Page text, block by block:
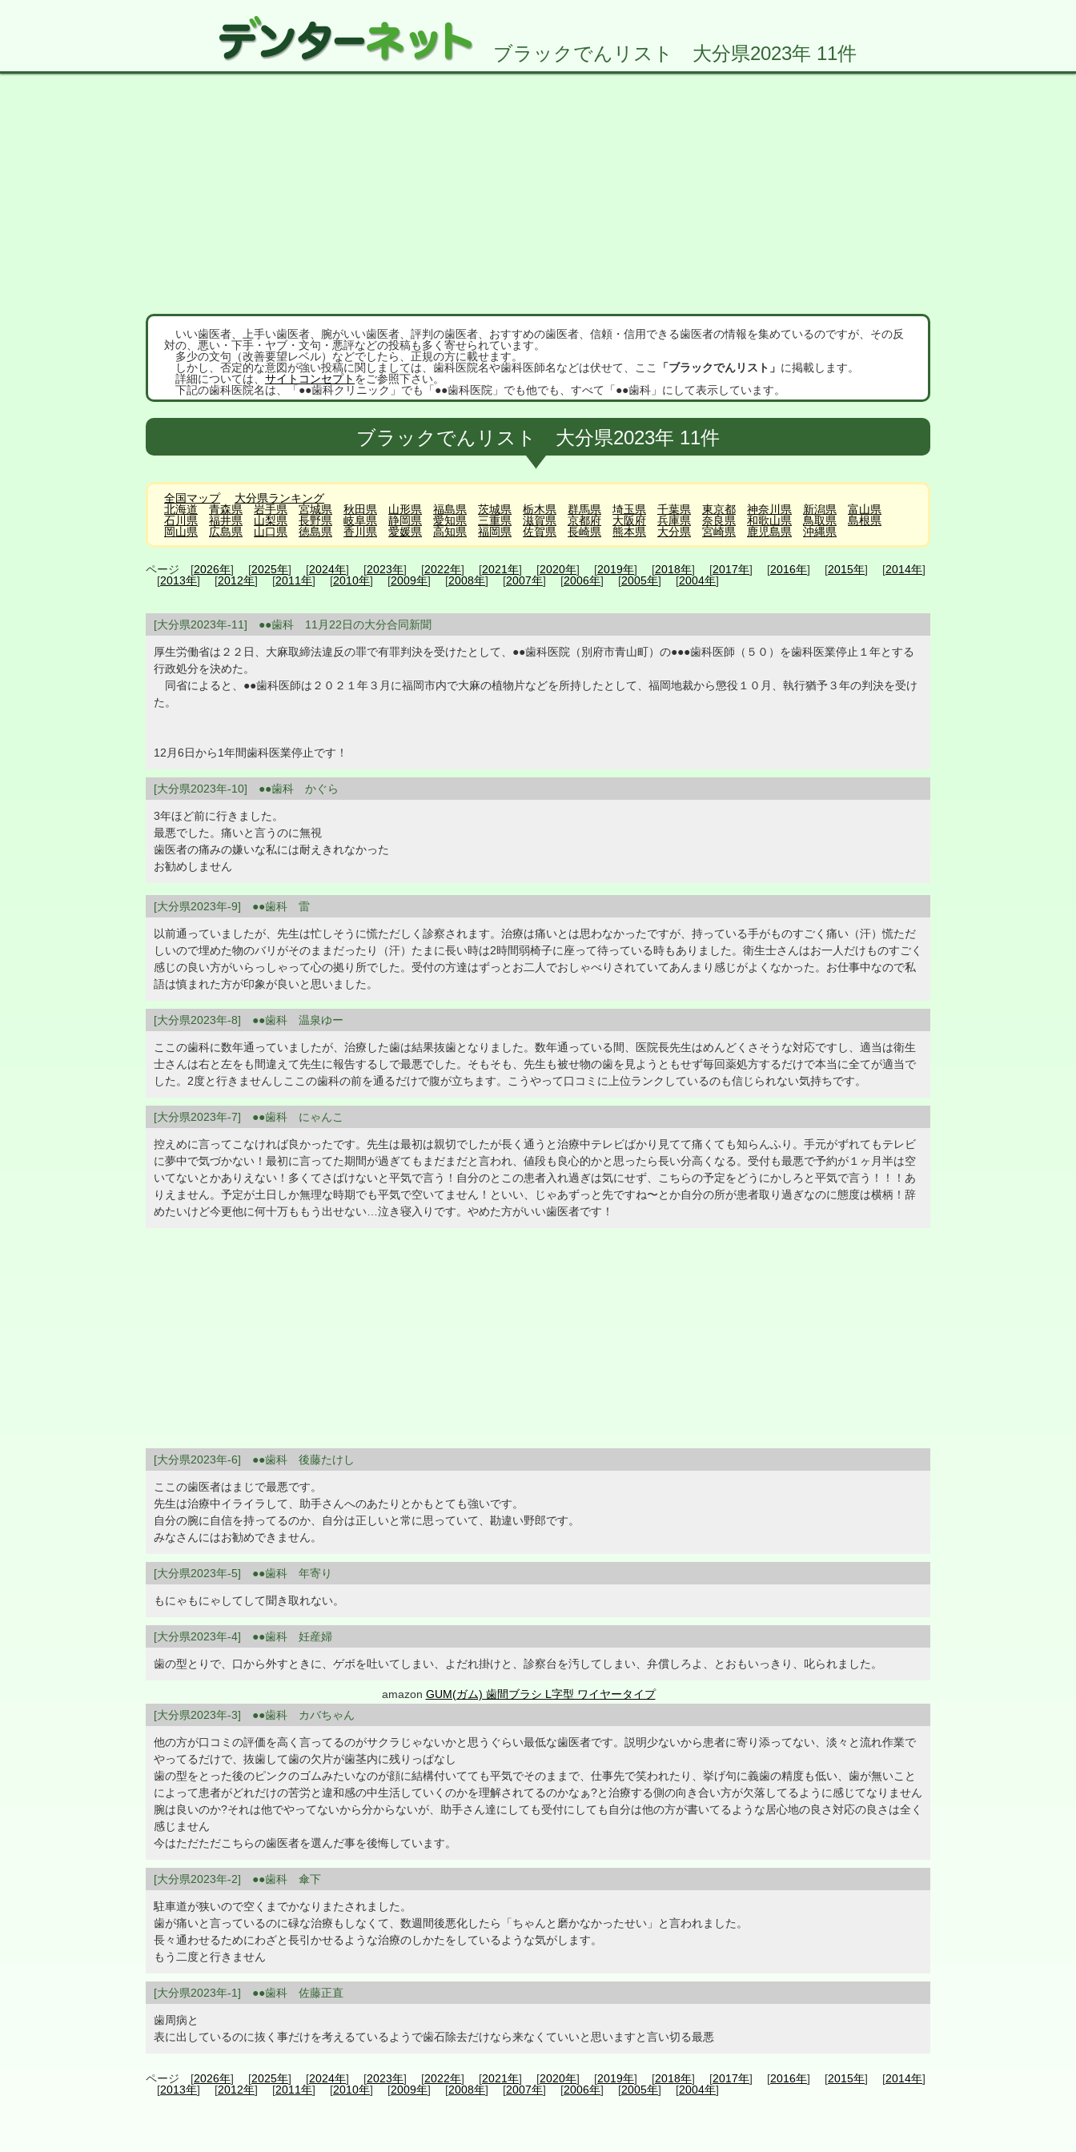
ブラックでんリスト 大分県2023年 11件
いい歯医者、上手い歯医者、腕がいい歯医者、評判の歯医者、おすすめの歯医者、信頼・信用できる歯医者の情報を集めているのですが、その反
対の、悪い・下手・ヤブ・文句・悪評などの投稿も多く寄せられています。
多少の文句（改善要望レベル）などでしたら、正規の方に載せます。
しかし、否定的な意図が強い投稿に関しましては、歯科医院名や歯科医師名などは伏せて、ここ
「ブラックでんリスト」 に掲載します。
詳細については、 サイトコンセプト をご参照下さい。
下記の歯科医院名は、「●●歯科クリニック」でも「●●歯科医院」でも他でも、すべて「●●歯科」にして表示しています。
ブラックでんリスト 大分県2023年 11件
全国マップ
大分県ランキング
北海道
青森県 岩手県 宮城県 秋田県 山形県 福島県 茨城県 栃木県 群馬県 埼玉県 千葉県 東京都 神奈川県 新潟県
富山県
石川県
福井県 山梨県 長野県 岐阜県 静岡県 愛知県 三重県 滋賀県 京都府 大阪府 兵庫県 奈良県 和歌山県 鳥取県
島根県
岡山県
広島県 山口県 徳島県 香川県 愛媛県 高知県 福岡県 佐賀県 長崎県 熊本県 大分県 宮崎県 鹿児島県 沖縄県
ページ [2026年] [2025年] [2024年] [2023年] [2022年] [2021年] [2020年] [2019年] [2018年] [2017年] [2016年] [2015年] [2014年]
[2013年] [2012年] [2011年] [2010年] [2009年] [2008年] [2007年] [2006年] [2005年] [2004年]
[大分県2023年-11] ●●歯科 11月22日の大分合同新聞
厚生労働省は２２日、大麻取締法違反の罪で有罪判決を受けたとして、●●歯科医院（別府市青山町）の●●●歯科医師（５０）を歯科医業停止１年とする
行政処分を決めた。
同省によると、●●歯科医師は２０２１年３月に福岡市内で大麻の植物片などを所持したとして、福岡地裁から懲役１０月、執行猶予３年の判決を受け
た。
12月6日から1年間歯科医業停止です！
[大分県2023年-10] ●●歯科 かぐら
3年ほど前に行きました。
最悪でした。痛いと言うのに無視
歯医者の痛みの嫌いな私には耐えきれなかった
お勧めしません
[大分県2023年-9] ●●歯科 雷
以前通っていましたが、先生は忙しそうに慌ただしく診察されます。治療は痛いとは思わなかったですが、持っている手がものすごく痛い（汗）慌ただ
しいので埋めた物のバリがそのままだったり（汗）たまに長い時は2時間弱椅子に座って待っている時もありました。衛生士さんはお一人だけものすごく
感じの良い方がいらっしゃって心の拠り所でした。受付の方達はずっとお二人でおしゃべりされていてあんまり感じがよくなかった。お仕事中なので私
語は慎まれた方が印象が良いと思いました。
[大分県2023年-8] ●●歯科 温泉ゆー
ここの歯科に数年通っていましたが、治療した歯は結果抜歯となりました。数年通っている間、医院長先生はめんどくさそうな対応ですし、適当は衛生
士さんは右と左をも間違えて先生に報告するしで最悪でした。そもそも、先生も被せ物の歯を見ようともせず毎回薬処方するだけで本当に全てが適当で
した。2度と行きませんしここの歯科の前を通るだけで腹が立ちます。こうやって口コミに上位ランクしているのも信じられない気持ちです。
[大分県2023年-7] ●●歯科 にゃんこ
控えめに言ってこなければ良かったです。先生は最初は親切でしたが長く通うと治療中テレビばかり見てて痛くても知らんふり。手元がずれてもテレビ
に夢中で気づかない！最初に言ってた期間が過ぎてもまだまだと言われ、値段も良心的かと思ったら長い分高くなる。受付も最悪で予約が１ヶ月半は空
いてないとかありえない！多くてさばけないと平気で言う！自分のとこの患者入れ過ぎは気にせず、こちらの予定をどうにかしろと平気で言う！！！あ
りえません。予定が土日しか無理な時期でも平気で空いてません！といい、じゃあずっと先ですね〜とか自分の所が患者取り過ぎなのに態度は横柄！辞
めたいけど今更他に何十万ももう出せない…泣き寝入りです。やめた方がいい歯医者です！
[大分県2023年-6] ●●歯科 後藤たけし
ここの歯医者はまじで最悪です。
先生は治療中イライラして、助手さんへのあたりとかもとても強いです。
自分の腕に自信を持ってるのか、自分は正しいと常に思っていて、勘違い野郎です。
みなさんにはお勧めできません。
[大分県2023年-5] ●●歯科 年寄り
もにゃもにゃしてして聞き取れない。
[大分県2023年-4] ●●歯科 妊産婦
歯の型とりで、口から外すときに、ゲボを吐いてしまい、よだれ掛けと、診察台を汚してしまい、弁償しろよ、とおもいっきり、叱られました。
amazon GUM(ガム) 歯間ブラシ L字型 ワイヤータイプ
[大分県2023年-3] ●●歯科 カバちゃん
他の方が口コミの評価を高く言ってるのがサクラじゃないかと思うぐらい最低な歯医者です。説明少ないから患者に寄り添ってない、淡々と流れ作業で
やってるだけで、抜歯して歯の欠片が歯茎内に残りっぱなし
歯の型をとった後のピンクのゴムみたいなのが顔に結構付いてても平気でそのままで、仕事先で笑われたり、挙げ句に義歯の精度も低い、歯が無いこと
によって患者がどれだけの苦労と違和感の中生活していくのかを理解されてるのかなぁ?と治療する側の向き合い方が欠落してるように感じてなりません
腕は良いのか?それは他でやってないから分からないが、助手さん達にしても受付にしても自分は他の方が書いてるような居心地の良さ対応の良さは全く
感じません
今はただただこちらの歯医者を選んだ事を後悔しています。
[大分県2023年-2] ●●歯科 傘下
駐車道が狭いので空くまでかなりまたされました。
歯が痛いと言っているのに碌な治療もしなくて、数週間後悪化したら「ちゃんと磨かなかったせい」と言われました。
長々通わせるためにわざと長引かせるような治療のしかたをしているような気がします。
もう二度と行きません
[大分県2023年-1] ●●歯科 佐藤正直
歯周病と
表に出しているのに抜く事だけを考えるているようで歯石除去だけなら来なくていいと思いますと言い切る最悪
ページ [2026年] [2025年] [2024年] [2023年] [2022年] [2021年] [2020年] [2019年] [2018年] [2017年] [2016年] [2015年] [2014年]
[2013年] [2012年] [2011年] [2010年] [2009年] [2008年] [2007年] [2006年] [2005年] [2004年]